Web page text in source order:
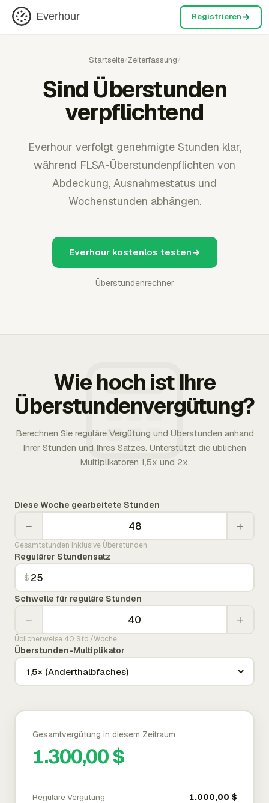
Everhour Registrieren
Startseite/Zeiterfassung/
Sind Überstunden
verpflichtend
Everhour verfolgt genehmigte Stunden klar,
während FLSA-Überstundenpflichten von
Abdeckung, Ausnahmestatus und
Wochenstunden abhängen.
Everhour kostenlos testen
Überstundenrechner
Wie hoch ist Ihre
Überstundenvergütung?
Berechnen Sie reguläre Vergütung und Überstunden anhand
Ihrer Stunden und Ihres Satzes. Unterstützt die üblichen
Multiplikatoren 1,5x und 2x.
Diese Woche gearbeitete Stunden
− +
Gesamtstunden inklusive Überstunden
Regulärer Stundensatz
$
Schwelle für reguläre Stunden
− +
Üblicherweise 40 Std./Woche
Überstunden-Multiplikator
Gesamtvergütung in diesem Zeitraum
1.300,00 $
Reguläre Vergütung 1.000,00 $